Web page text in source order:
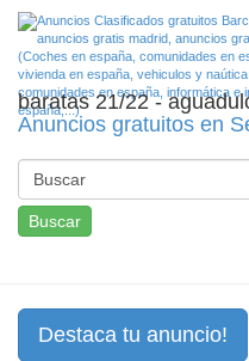
baratas 21/22 -
Anuncios gratuitos en
Buscar
Destaca tu anuncio!